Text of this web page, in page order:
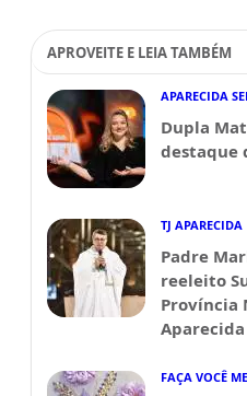
APROVEITE E LEIA TAMBÉM
APARECIDA
Dupla
destaque
TJ APARECIDA
Padre
reeleito
Província
Aparecida
FAÇA VOCÊ